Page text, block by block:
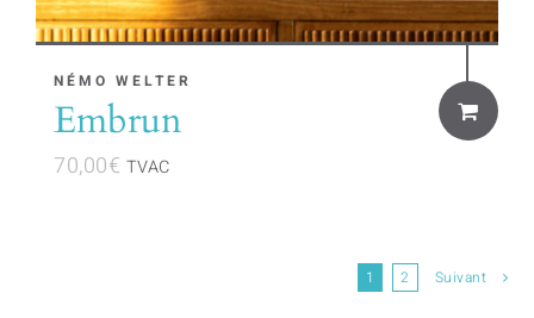
NÉMO WELTER
Embrun
70,00€ TVAC
1 2 Suivant